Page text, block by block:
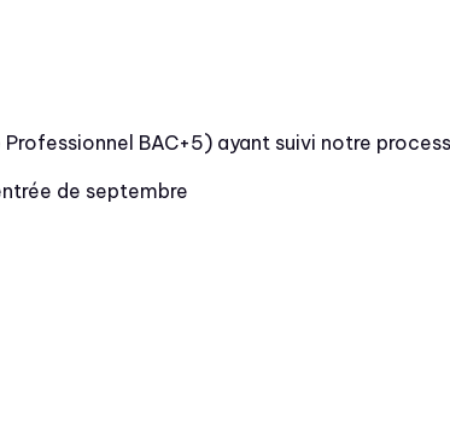
BAC+5) ayant suivi notre
de septembre